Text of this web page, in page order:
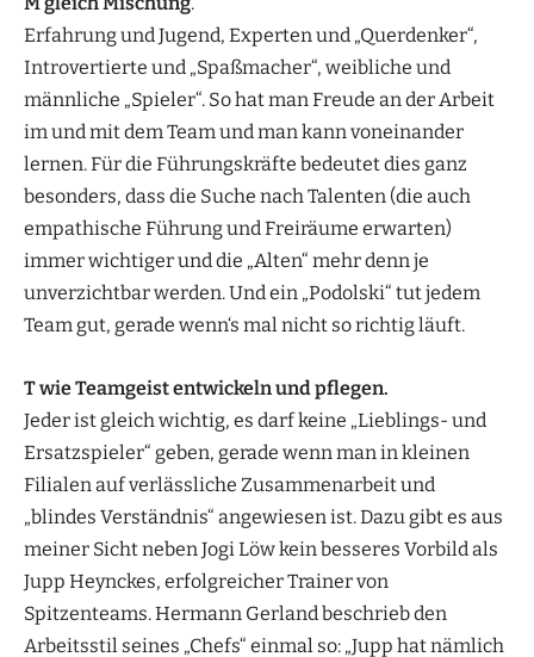
Erfahrung und Jugend, Experten und „Querdenker“,
Introvertierte und „Spaßmacher“, weibliche und
männliche „Spieler“. So hat man Freude an der Arbeit
im und mit dem Team und man kann voneinander
lernen. Für die Führungskräfte bedeutet dies ganz
besonders, dass die Suche nach Talenten (die auch
empathische Führung und Freiräume erwarten)
immer wichtiger und die „Alten“ mehr denn je
unverzichtbar werden. Und ein „Podolski“ tut jedem
Team gut, gerade wenn‘s mal nicht so richtig läuft.
T wie Teamgeist entwickeln und pflegen.
Jeder ist gleich wichtig, es darf keine „Lieblings- und
Ersatzspieler“ geben, gerade wenn man in kleinen
Filialen auf verlässliche Zusammenarbeit und
„blindes Verständnis“ angewiesen ist. Dazu gibt es aus
meiner Sicht neben Jogi Löw kein besseres Vorbild als
Jupp Heynckes, erfolgreicher Trainer von
Spitzenteams. Hermann Gerland beschrieb den
Arbeitsstil seines „Chefs“ einmal so: „Jupp hat nämlich